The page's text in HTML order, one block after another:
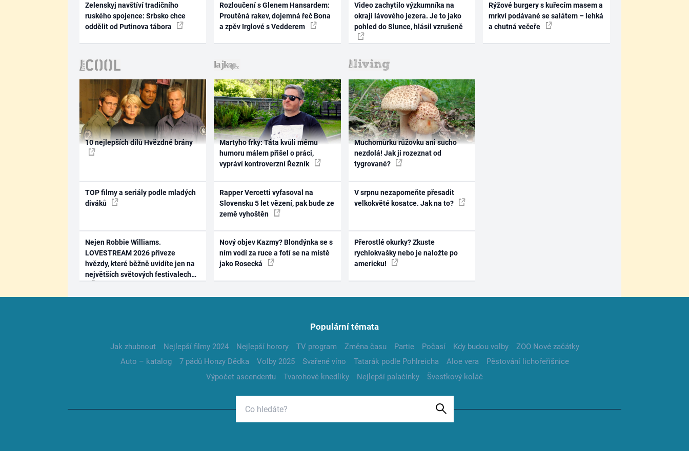
Zelenskyj navštíví tradičního
ruského spojence: Srbsko chce
oddělit od Putinova tábora
Rozloučení s Glenem Hansardem:
Proutěná rakev, dojemná řeč Bona
a zpěv Irglové s Vedderem
Video zachytilo výzkumníka na
okraji lávového jezera. Je to jako
pohled do Slunce, hlásil vzrušeně
Rýžové burgery s kuřecím masem a
mrkví podávané se salátem – lehká
a chutná večeře
10 nejlepších dílů Hvězdné brány
TOP filmy a seriály podle mladých
diváků
Nejen Robbie Williams.
LOVESTREAM 2026 přiveze
hvězdy, které běžně uvidíte jen na
největších světových festivalech
Martyho frky: Táta kvůli mému
humoru málem přišel o práci,
vypráví kontroverzní Řezník
Rapper Vercetti vyfasoval na
Slovensku 5 let vězení, pak bude ze
země vyhoštěn
Nový objev Kazmy? Blondýnka se s
ním vodí za ruce a fotí se na místě
jako Rosecká
Muchomůrku růžovku ani sucho
nezdolá! Jak ji rozeznat od
tygrované?
V srpnu nezapomeňte přesadit
velkokvěté kosatce. Jak na to?
Přerostlé okurky? Zkuste
rychlokvašky nebo je naložte po
americku!
Populární témata
Jak zhubnout Nejlepší filmy 2024 Nejlepší horory TV program Změna času Partie Počasí Kdy budou volby
ZOO Nové začátky
Auto – katalog
7 pádů Honzy Dědka Volby 2025 Svařené víno Tatarák podle Pohlreicha Aloe vera
Pěstování lichořeřišnice
Výpočet ascendentu
Tvarohové knedlíky Nejlepší palačinky Švestkový koláč